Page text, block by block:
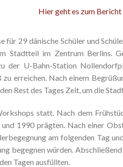
Hier geht es zum Bericht
29 dänische Schüler und
Stadtteil im Zentrum Berlins.
der U-Bahn-Station
erreichen. Nach einem
Rest des Tages Zeit, um die
statt. Nach dem
1990 prägten. Nach einer
am folgenden Tag
begegnen würden.
Tagen ausfüllten.